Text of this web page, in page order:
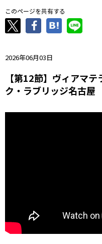
ニッパツ
-
このページを共有する
2026年06月03日
【第12節】ヴィアマ
ク・ラブリッジ名古屋